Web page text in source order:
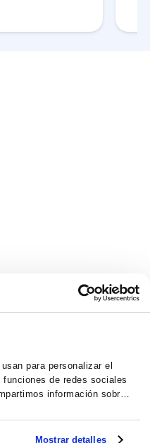
para personalizar el
de redes sociales
información sobre
quienes pueden
les haya proporcionado o
Mostrar detalles